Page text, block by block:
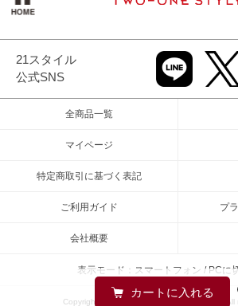
21スタイル
公式SNS
全商品一覧
マイページ
特定商取引に基づく表記
ご利用ガイド プ
会社概要
表示モード：スマートフォン / PCに
Copyright (c) 2026 TWO-ONE STYLEネット All